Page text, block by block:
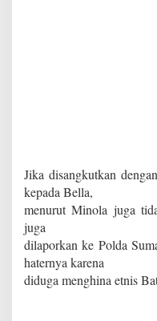
Jika disangkutkan
kepada Bella,
menurut Minola juga
juga
dilaporkan ke Polda
haternya karena
diduga menghina etnis